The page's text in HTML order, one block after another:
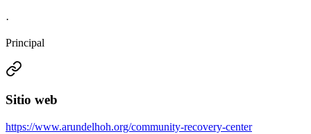
·
Principal
Sitio web
https://www.arundelhoh.org/community-recovery-center